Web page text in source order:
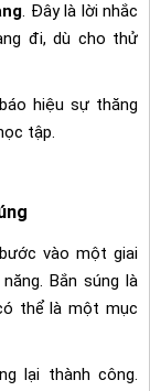
. Đây là lời nhắc
đi, dù cho thử
hiệu sự thăng
tập.
vào một giai
Bắn súng là
thể là một mục
lại thành công.